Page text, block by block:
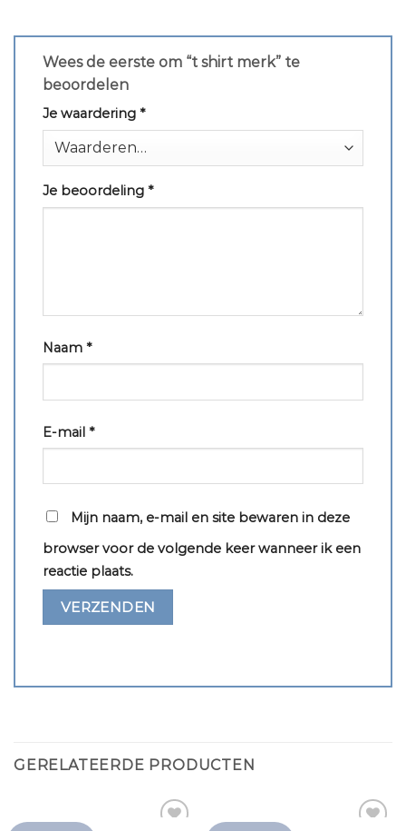
Wees de eerste om “t shirt merk” te
beoordelen
Je waardering *
Je beoordeling *
Naam *
E-mail *
Mijn naam, e-mail en site bewaren in deze
browser voor de volgende keer wanneer ik een
reactie plaats.
GERELATEERDE PRODUCTEN